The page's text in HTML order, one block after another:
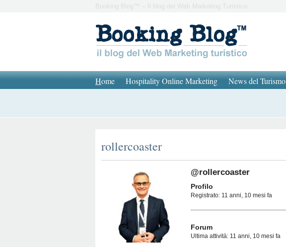
Booking Blog™ – Il blog del Web Marketing Turistico
Home Hospitality Online Marketing News del Turismo
rollercoaster
@rollercoaster
Profilo
Registrato: 11 anni, 10 mesi fa
Forum
Ultima attività: 11 anni, 10 mesi fa